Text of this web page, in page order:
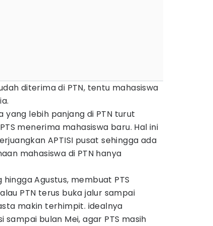
diterima di PTN, tentu mahasiswa
yang lebih panjang di PTN turut
menerima mahasiswa baru. Hal ini
APTISI pusat sehingga ada
mahasiswa di PTN hanya
Agustus, membuat PTS
PTN terus buka jalur sampai
makin terhimpit. idealnya
bulan Mei, agar PTS masih